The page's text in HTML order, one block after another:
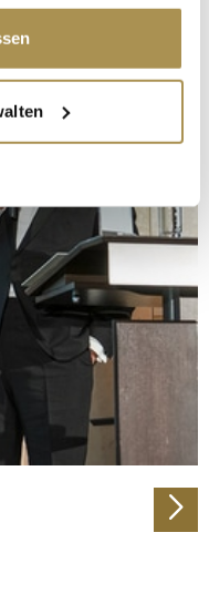
auf das Privacy
Lage
Meter genau sein
identifizieren
persönlichen Daten
Ihre Präferenzen im
und Anzeigen zu
Medien anbieten
Website zu
zu Ihrer
Partner für
weiter. Unsere
möglicherweise mit